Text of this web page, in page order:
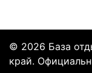
© 2026 База
край.